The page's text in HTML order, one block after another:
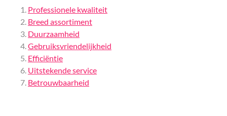
Professionele kwaliteit
Breed assortiment
Duurzaamheid
Gebruiksvriendelijkheid
Efficiëntie
Uitstekende service
Betrouwbaarheid